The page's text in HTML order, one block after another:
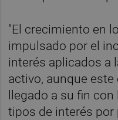
"El crecimiento en
impulsado por el
interés aplicados a
activo, aunque
llegado a su fin
tipos de interés por